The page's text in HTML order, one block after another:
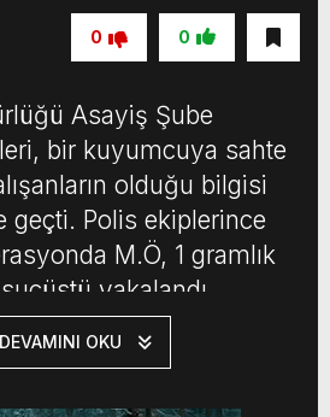
0
0
Asayiş Şube
bir kuyumcuya sahte
olduğu bilgisi
geçti. Polis ekiplerince
M.Ö, 1 gramlık
yakalandı.
önce de farklı tarihlerde
getirdiği belirlendi.
DEVAMINI OKU